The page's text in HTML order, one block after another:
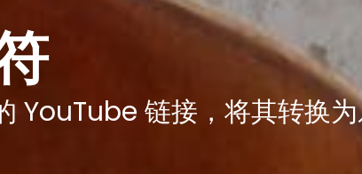
YouTube 链接，将其转换